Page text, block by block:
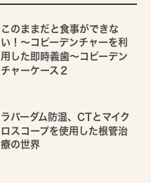
このままだと食事ができな
い！～コピーデンチャーを利
用した即時義歯～コピーデン
チャーケース２
ラバーダム防湿、CTとマイク
ロスコープを使用した根管治
療の世界